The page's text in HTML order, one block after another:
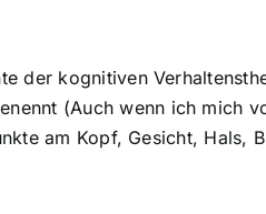
der kognitiven
(Auch wenn ich mich
am Kopf, Gesicht, Hals,